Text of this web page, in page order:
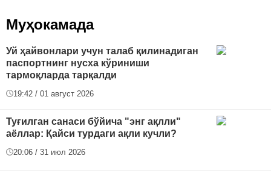
Муҳокамада
Уй ҳайвонлари учун талаб қилинадиган
паспортнинг нусха кўриниши
тармоқларда тарқалди
19:42 / 01 август 2026
Туғилган санаси бўйича "энг ақлли"
аёллар: Қайси турдаги ақли кучли?
20:06 / 31 июл 2026